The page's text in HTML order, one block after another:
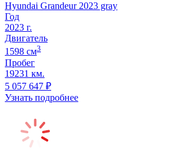
Hyundai Grandeur 2023 gray
Год
2023 г.
Двигатель
1598 cм3
Пробег
19231 км.
5 057 647 ₽
Узнать подробнее